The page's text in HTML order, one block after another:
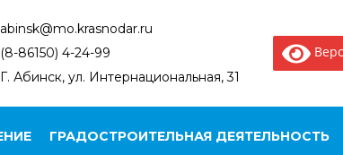
abinsk@mo.krasnodar.ru
(8-86150) 4-24-99
Г. Абинск, ул. Интернациональная, 31
ГРАДОСТРОИТЕЛЬНАЯ ДЕЯТЕЛЬНОСТЬ